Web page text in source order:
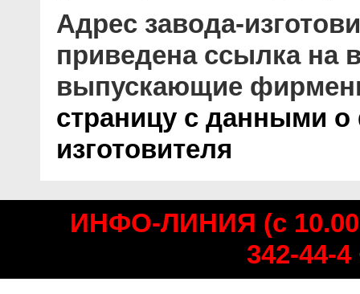
Адрес завода-
приведена ссылка на
выпускающие
страницу с данными
изготовителя
ИНФО-ЛИНИЯ (с
342-44-4